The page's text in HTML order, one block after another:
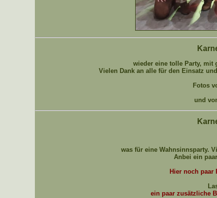
wieder eine tolle Party, mit
Vielen Dank an alle für den Einsatz
Fotos
und
was für eine Wahnsinnsparty.
Anbei ein
Hier noch paar
ein paar zusätzliche